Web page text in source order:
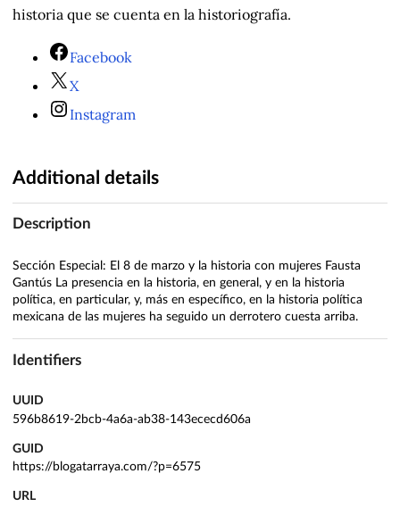
historia que se cuenta en la historiografía.
Facebook
X
Instagram
Additional details
Description
Sección Especial: El 8 de marzo y la historia con mujeres Fausta
Gantús La presencia en la historia, en general, y en la historia
política, en particular, y, más en específico, en la historia política
mexicana de las mujeres ha seguido un derrotero cuesta arriba.
Identifiers
UUID
596b8619-2bcb-4a6a-ab38-143ececd606a
GUID
https://blogatarraya.com/?p=6575
URL